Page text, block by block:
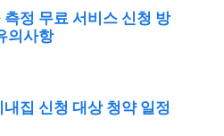
측정 무료 서비스 신청 방
의사항
집 신청 대상 청약 일정